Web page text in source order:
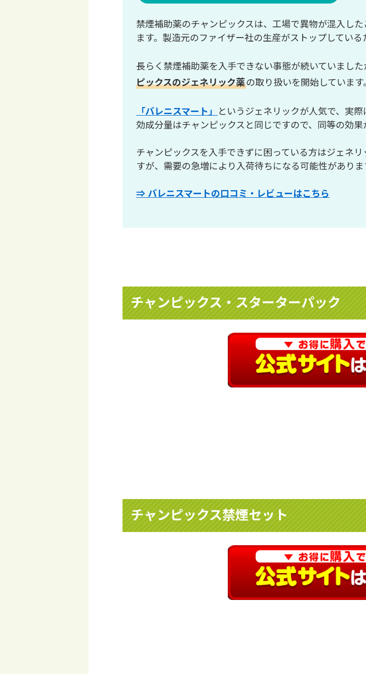
禁煙補助薬のチャンピックスは、工場で異物が混入し
ます。製造元のファイザー社の生産がストップしている
長らく禁煙補助薬を入手できない事態が続いていまし
ピックスのジェネリック薬の取り扱いを開始しています。
「バレニスマート」 というジェネリックが人気で、実
効成分量はチャンピックスと同じですので、同等の効果
チャンピックスを入手できずに困っている方はジェネ
すが、需要の急増により入荷待ちになる可能性がありま
⇒ バレニスマートの口コミ・レビューはこちら
チャンピックス・スターターパック
チャンピックス禁煙セット